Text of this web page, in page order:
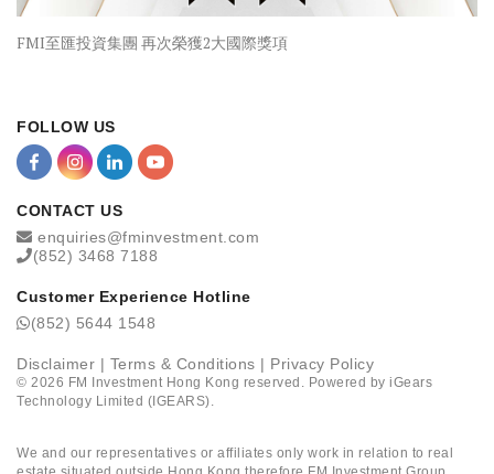
FMI至匯投資集團 再次榮獲2大國際獎項
FOLLOW US
CONTACT US
enquiries@fminvestment.com
(852) 3468 7188
Customer Experience Hotline
(852) 5644 1548
Disclaimer | Terms & Conditions | Privacy Policy
© 2026 FM Investment Hong Kong reserved. Powered by iGears
Technology Limited (IGEARS).
We and our representatives or affiliates only work in relation to real